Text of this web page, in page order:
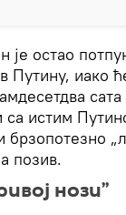
је остао
Путину, иако
са истим
брзопотезно
позив.
нози”